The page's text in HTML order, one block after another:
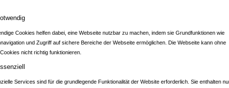
Cookies helfen dabei, eine Webseite nutzbar zu machen, indem sie Grundfunktionen wie
und Zugriff auf sichere Bereiche der Webseite ermöglichen. Die Webseite kann ohne
nicht richtig funktionieren.
Services sind für die grundlegende Funktionalität der Website erforderlich. Sie enthalten